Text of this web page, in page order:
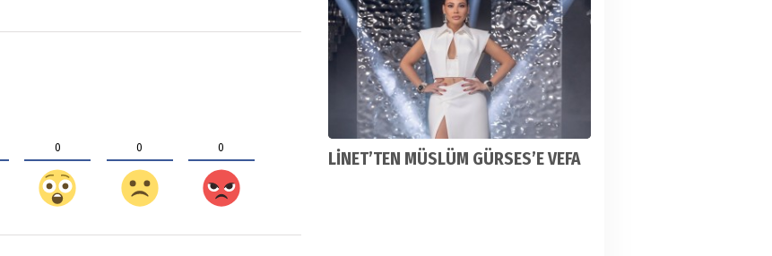
0 0 0
LİNET’TEN MÜSLÜM GÜRSES’E VEFA